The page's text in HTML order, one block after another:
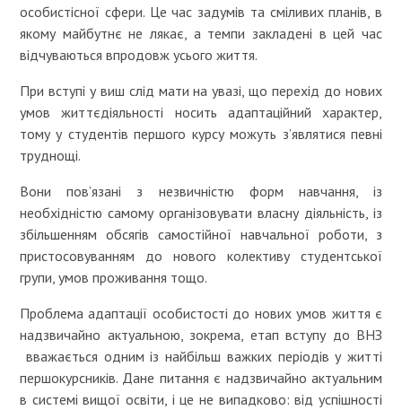
особистісної сфери. Це час задумів та сміливих планів, в
якому майбутнє не лякає, а темпи закладені в цей час
відчуваються впродовж усього життя.
При вступі у виш слід мати на увазі, що перехід до нових
умов життєдіяльності носить адаптаційний характер,
тому у студентів першого курсу можуть з’являтися певні
труднощі.
Вони пов’язані з незвичністю форм навчання, із
необхідністю самому організовувати власну діяльність, із
збільшенням обсягів самостійної навчальної роботи, з
пристосовуванням до нового колективу студентської
групи, умов проживання тощо.
Проблема адаптації особистості до нових умов життя є
надзвичайно актуальною, зокрема, етап вступу до ВНЗ
вважається одним із найбільш важких періодів у житті
першокурсників. Дане питання є надзвичайно актуальним
в системі вищої освіти, і це не випадково: від успішності